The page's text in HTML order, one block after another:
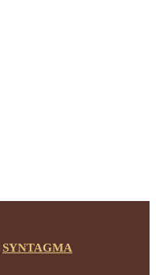
SYNTAGMA